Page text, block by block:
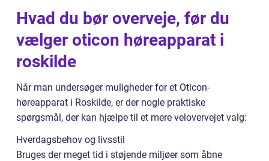
Hvad du bør overveje, før du
vælger oticon høreapparat i
roskilde
Når man undersøger muligheder for et Oticon-
høreapparat i Roskilde, er der nogle praktiske
spørgsmål, der kan hjælpe til et mere velovervejet valg:
Hverdagsbehov og livsstil
Bruges der meget tid i støjende miljøer som åbne